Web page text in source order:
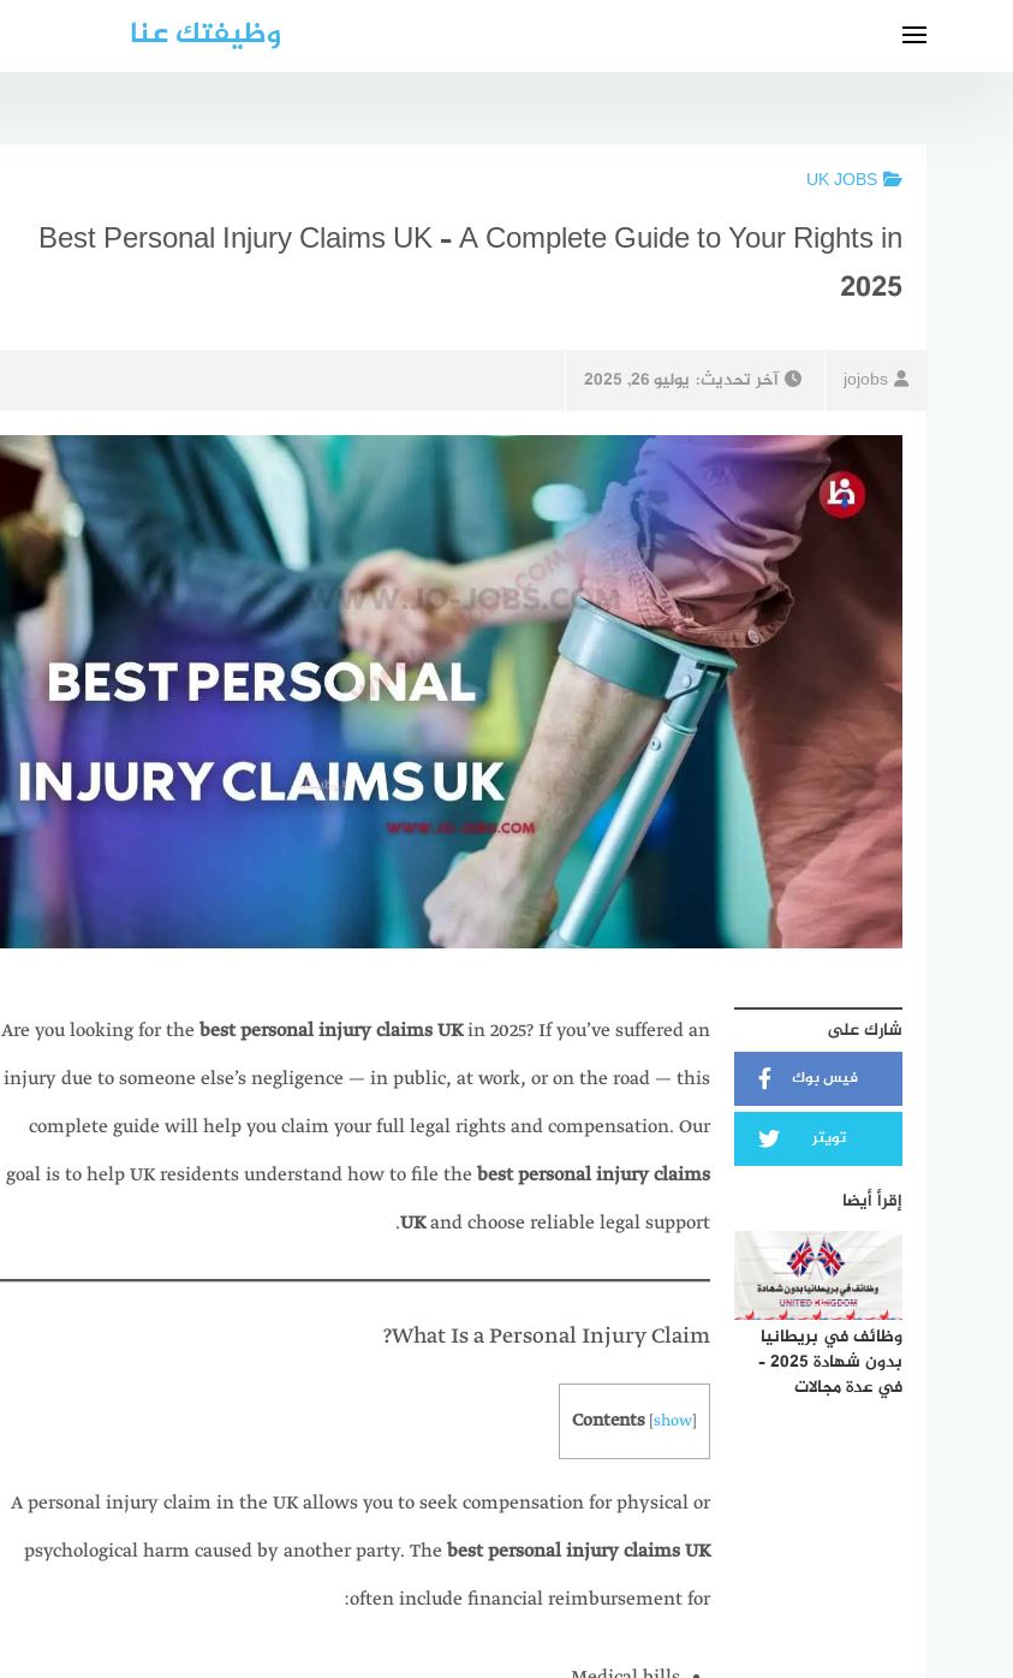
وظيفتك عنا
UK JOBS
Best Personal Injury Claims UK – A Complete Guide to Your Rights in
2025
jojobs آخر تحديث: يوليو 26, 2025
شارك على
فيس بوك
تويتر
إقرأ أيضا
وظائف في بريطانيا
بدون شهادة 2025 –
في عدة مجالات
Are you looking for thebest personal injury claims UKin 2025? If you’ve suffered an
injury due to someone else’s negligence — in public, at work, or on the road — this
complete guide will help you claim your full legal rights and compensation. Our
goal is to help UK residents understand how to file thebest personal injury claims
UKand choose reliable legal support.
What Is a Personal Injury Claim?
Contents [show]
A personal injury claim in the UK allows you to seek compensation for physical or
psychological harm caused by another party. Thebest personal injury claims UK
often include financial reimbursement for: